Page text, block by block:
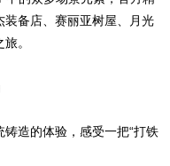
备店、赛丽亚树屋、月光
。
造的体验，感受一把“打铁